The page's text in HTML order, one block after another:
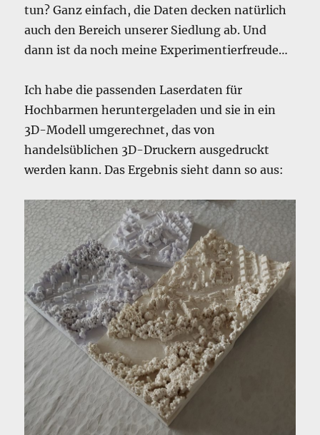
tun? Ganz einfach, die Daten decken natürlich
auch den Bereich unserer Siedlung ab. Und
dann ist da noch meine Experimentierfreude…
Ich habe die passenden Laserdaten für
Hochbarmen heruntergeladen und sie in ein
3D-Modell umgerechnet, das von
handelsüblichen 3D-Druckern ausgedruckt
werden kann. Das Ergebnis sieht dann so aus: